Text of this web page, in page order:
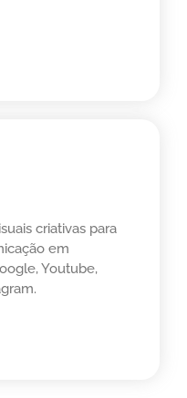
criativas para
em
Youtube,